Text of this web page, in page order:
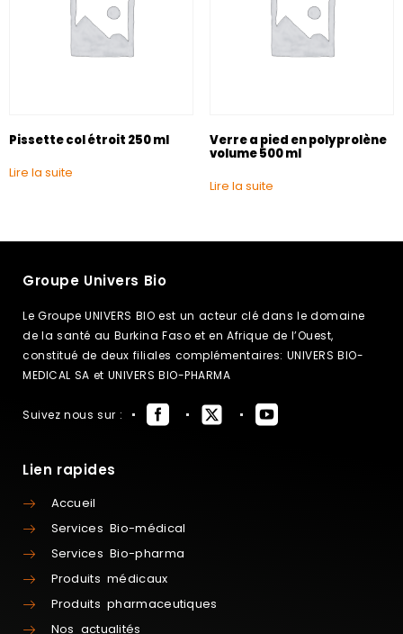
Pissette col étroit 250 ml
Lire la suite
Verre a pied en polyprolène
volume 500 ml
Lire la suite
Groupe Univers Bio
Le Groupe UNIVERS BIO est un acteur clé dans le domaine
de la santé au Burkina Faso et en Afrique de l’Ouest,
constitué de deux filiales complémentaires: UNIVERS BIO-
MEDICAL SA et UNIVERS BIO-PHARMA
Suivez nous sur :
Lien rapides
Accueil
Services Bio-médical
Services Bio-pharma
Produits médicaux
Produits pharmaceutiques
Nos actualités